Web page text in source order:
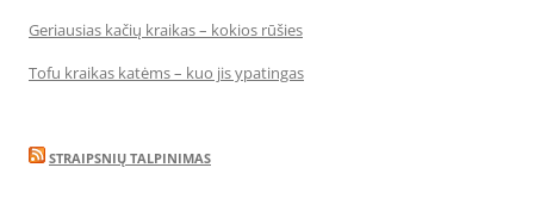
Geriausias kačių kraikas – kokios rūšies
Tofu kraikas katėms – kuo jis ypatingas
STRAIPSNIŲ TALPINIMAS